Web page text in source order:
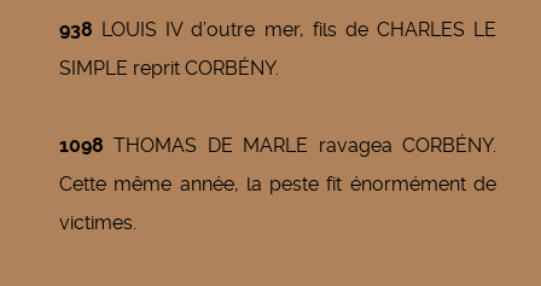
938 LOUIS IV d’outre mer, fils de CHARLES LE
SIMPLE reprit CORBÉNY.
1098 THOMAS DE MARLE ravagea CORBÉNY.
Cette même année, la peste fit énormément de
victimes.